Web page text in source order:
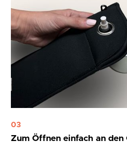
03
Zum Öffnen einfach an den